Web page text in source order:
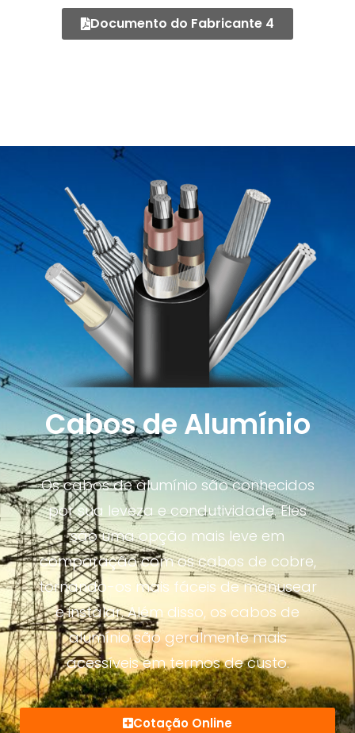
Documento do Fabricante 4
Cabos de Alumínio
Os cabos de alumínio são conhecidos
por sua leveza e condutividade. Eles
são uma opção mais leve em
comparação com os cabos de cobre,
tornando-os mais fáceis de manusear
e instalar. Além disso, os cabos de
alumínio são geralmente mais
acessíveis em termos de custo.
Cotação Online